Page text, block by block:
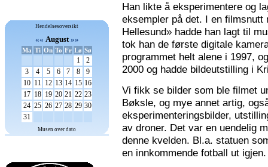
Hendelsesoversikt
«« August»»
Ma Ti On To Fr Lø Sø
1
2
3
4 5 6 7 8
9
10 11 12 13 14 15 16
17 18 19 20 21 22 23
24 25 26 27 28 29 30
31
Musen over dato
Han likte å eksperimentere og
eksempler på det. I en filmsnutt
Hellesund» hadde han lagt til
tok han de første digitale
programmet helt alene i 1997,
2000 og hadde bildeutstilling i
Vi fikk se bilder som ble filmet
Bøksle, og mye annet artig,
eksperimenteringsbilder,
av droner. Det var en uendelig
denne kvelden. Bl.a. statuen
en innkommende fotball ut igjen.